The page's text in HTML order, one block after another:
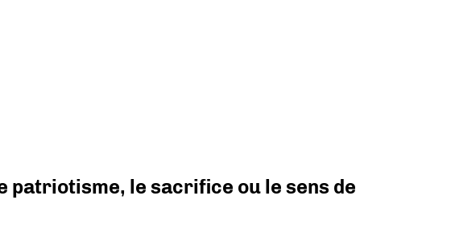
patriotisme, le sacrifice ou le sens de